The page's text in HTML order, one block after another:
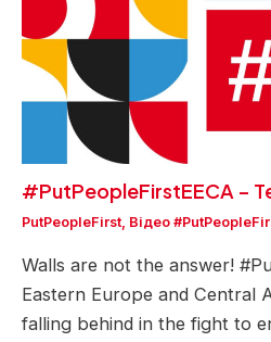
#PutPeopleFirstEECA –
PutPeopleFirst, Відео
Walls are not the answer!
Eastern Europe and Central
falling behind in the fight to